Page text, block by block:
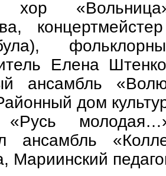
хор
Елена
ансамбль
дом
ансамбль
Мариинский